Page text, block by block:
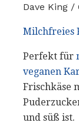
Dave King /
Milchfreies
Perfekt für
veganen
Frischkäse
und süß ist.